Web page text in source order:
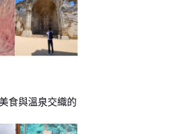
食與溫泉交織的